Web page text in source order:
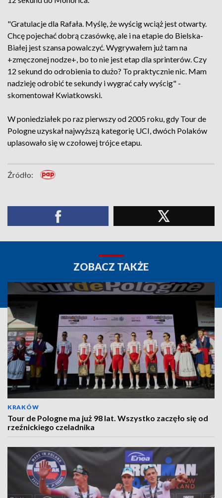
"Gratulacje dla Rafała. Myślę, że wyścig wciąż jest otwarty.
Chcę pojechać dobrą czasówkę, ale i na etapie do Bielska-
Białej jest szansa powalczyć. Wygrywałem już tam na
+zmęczonej nodze+, bo to nie jest etap dla sprinterów. Czy
12 sekund do odrobienia to dużo? To praktycznie nic. Mam
nadzieję odrobić te sekundy i wygrać cały wyścig" -
skomentował Kwiatkowski.
W poniedziałek po raz pierwszy od 2005 roku, gdy Tour de
Pologne uzyskał najwyższą kategorię UCI, dwóch Polaków
uplasowało się w czołowej trójce etapu.
Źródło:
ZOBACZ TAKŻE
KRAKÓW
Tour de Pologne ma już 98 lat. Wszystko zaczęło się od
rzeźnickiego czeladnika